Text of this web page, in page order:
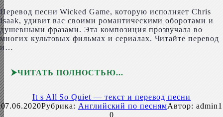
Перевод песни Wicked Game, которую исполняет Chris
Isaak, удивит вас своими романтическими оборотами и
душевными фразами. Эта композиция прозвучала во
многих культовых фильмах и сериалах. Читайте перевод
и…
ЧИТАТЬ ПОЛНОСТЬЮ
It s All So Quiet — текст и перевод песни
07.06.2020Рубрика: Английский по песнямАвтор: admin1
0